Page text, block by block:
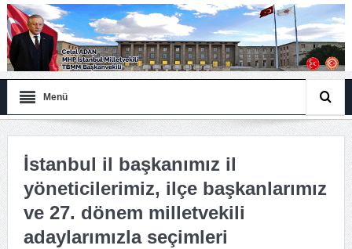
Menü
İstanbul il başkanımız il
yöneticilerimiz, ilçe başkanlarımız
ve 27. dönem milletvekili
adaylarımızla seçimleri